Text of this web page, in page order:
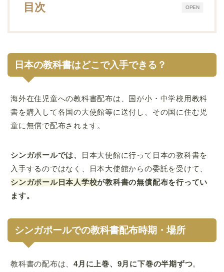
OPEN
目次
日本の教科書はどこで入手できる？
海外在住児童への教科書配布は、国が小・中学校用教科
書を購入して各国の大使館等に送付し、その国に住む児
童に無償で配布されます。
シンガポールでは、
日本大使館に行って日本の教科書を
入手するのではなく、日本大使館からの委託を受けて、
シンガポール日本人学校が教科書の無償配布を行ってい
ます。
シンガポールでの教科書配布時期・場所
教科書の配布は、4月に上巻、9月に下巻の半期ずつ。